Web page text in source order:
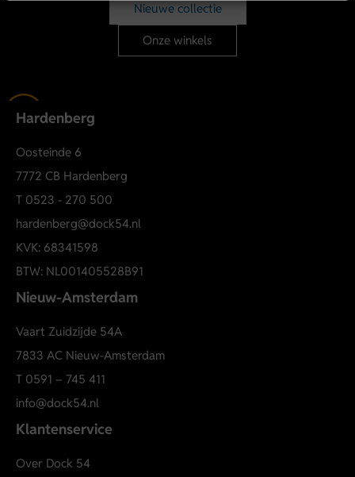
Nieuwe collectie
Onze winkels
Hardenberg
Oosteinde 6
7772 CB Hardenberg
T 0523 - 270 500
hardenberg@dock54.nl
KVK: 68341598
BTW: NL001405528B91
Nieuw-Amsterdam
Vaart Zuidzijde 54A
7833 AC Nieuw-Amsterdam
T 0591 – 745 411
info@dock54.nl
Klantenservice
Over Dock 54